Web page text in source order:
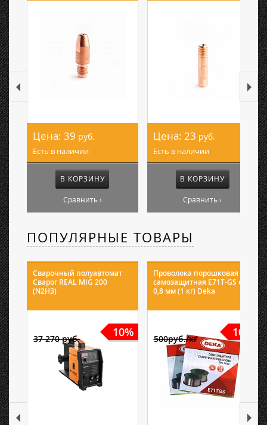
Цена: 39 руб.
Есть в наличии
В КОРЗИНУ
Сравнить ›
Цена: 23 руб.
Есть в наличии
В КОРЗИНУ
Сравнить ›
ПОПУЛЯРНЫЕ ТОВАРЫ
Сварочный полуавтомат
Сварог REAL MIG 200
(N2H3)
10%
37 270 руб.
Проволока порошковая
самозащитная E71T-GS ф
0,8 мм (1 кг) Deka
10%
500руб./кг